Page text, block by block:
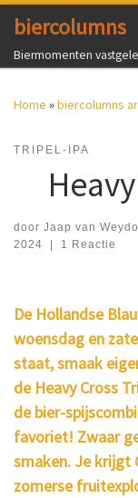
Ga naar inhoud
biercolumns
Biermomenten
Home »biercolumns
TRIPEL-IPA
door Jaap van
2024
1 Reactie
De Hollandse
woensdag en
staat, smaak
de Heavy Cross
de bier-
favoriet! Zwaar
smaken. Je krijgt
zomerse